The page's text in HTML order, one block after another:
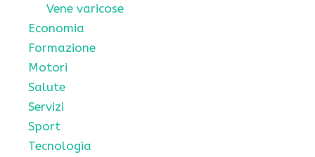
Vene varicose
Economia
Formazione
Motori
Salute
Servizi
Sport
Tecnologia